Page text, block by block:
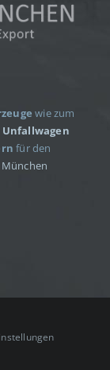
wie zum
Unfallwagen
für den